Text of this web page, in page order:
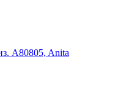
A80805, Anita